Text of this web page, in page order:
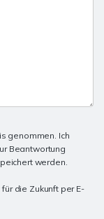
genommen. Ich
Beantwortung
werden.
die Zukunft per E-